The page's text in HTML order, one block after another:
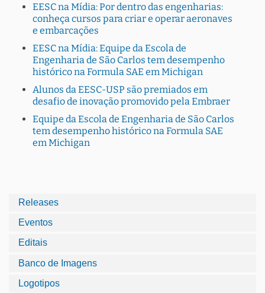
EESC na Mídia: Por dentro das engenharias:
conheça cursos para criar e operar aeronaves
e embarcações
EESC na Mídia: Equipe da Escola de
Engenharia de São Carlos tem desempenho
histórico na Formula SAE em Michigan
Alunos da EESC-USP são premiados em
desafio de inovação promovido pela Embraer
Equipe da Escola de Engenharia de São Carlos
tem desempenho histórico na Formula SAE
em Michigan
Releases
Eventos
Editais
Banco de Imagens
Logotipos